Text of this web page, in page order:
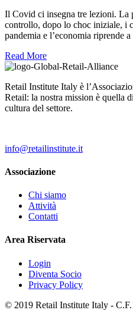
Il Covid ci insegna tre lezioni. La
controllo, dopo lo choc iniziale, i
pandemia e l’economia riprende
Read More
Retail Institute Italy è
Retail: la nostra mission è quella
cultura del settore.
info@retailinstitute.it
Associazione
Chi siamo
Attività
Contatti
Area Riservata
Login
Diventa Socio
Privacy Policy
© 2019 Retail Institute Italy -